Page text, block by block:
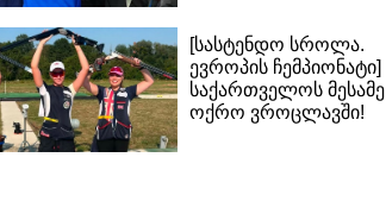
[სასტენდო სროლა.
ევროპის ჩემპიონატი]
საქართველოს მესამე
ოქრო ვროცლავში!